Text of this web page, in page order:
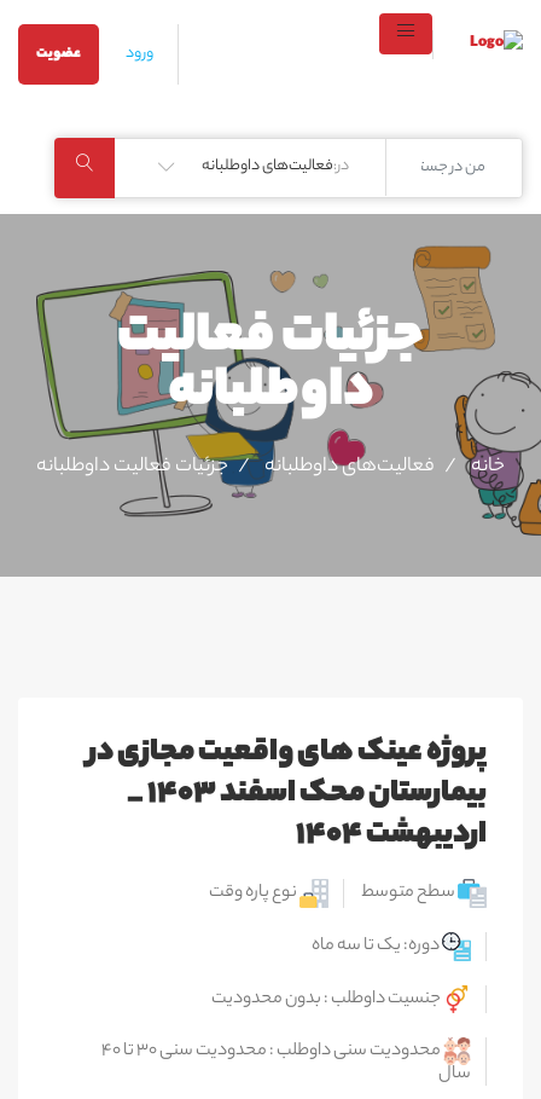
ورود عضویت
در:فعالیت‌های داوطلبانه
جزئیات فعالیت‌
داوطلبانه
خانه فعالیت‌های داوطلبانه جزئیات فعالیت‌ داوطلبانه
پروژه عینک های واقعیت مجازی در
بیمارستان محک اسفند ۱۴۰۳ _
اردیبهشت ۱۴۰۴
سطح متوسط
نوع پاره وقت
دوره: یک تا سه ماه
جنسیت داوطلب : بدون محدودیت
محدودیت سنی داوطلب : محدودیت سنی ۳۰ تا ۴۰
سال